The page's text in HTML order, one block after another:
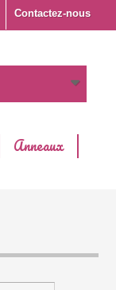
Contactez-nous
Anneaux